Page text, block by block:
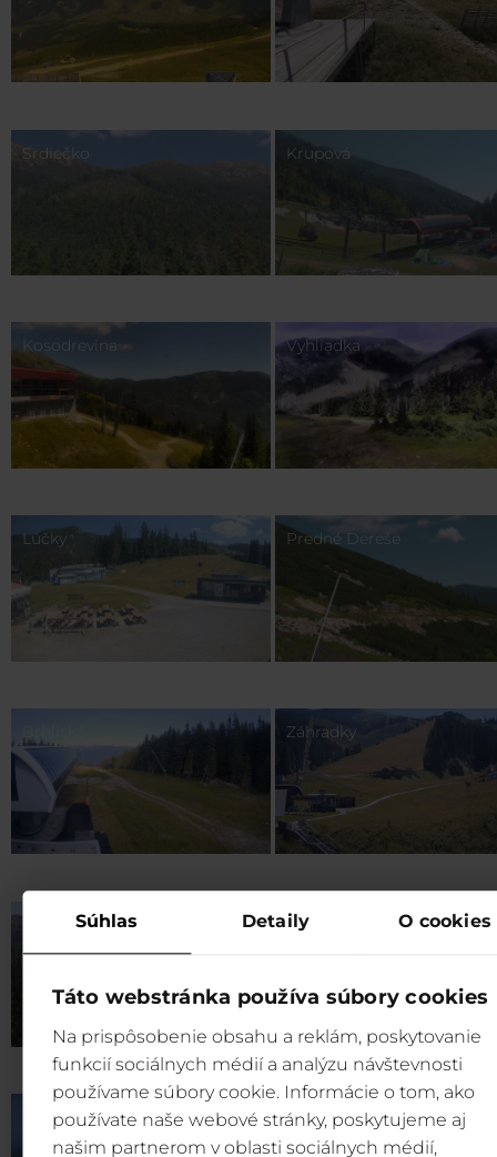
Súhlas Detaily O cookies
Táto webstránka používa súbory cookies
Na prispôsobenie obsahu a reklám, poskytovanie
funkcií sociálnych médií a analýzu návštevnosti
používame súbory cookie. Informácie o tom, ako
používate naše webové stránky, poskytujeme aj
našim partnerom v oblasti sociálnych médií,
Srdiečko Krupová
Kosodrevina Vyhliadka
Lúčky Predné Dereše
Záhradky
Zadné Dereše Chopok – freeride zone
Rovná Hoľa